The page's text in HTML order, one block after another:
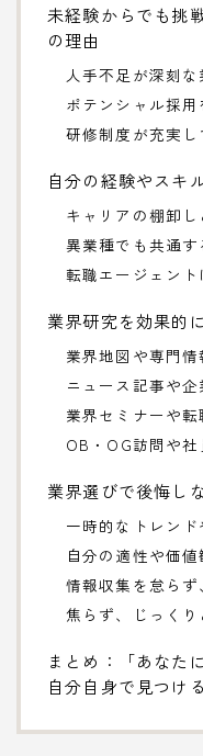
未経験からでも挑
の理由
人手不足が深刻な
ポテンシャル採
研修制度が充実
自分の経験やスキ
キャリアの棚卸
異業種でも共通
転職エージェン
業界研究を効果的
業界地図や専門
ニュース記事や
業界セミナーや
OB・OG訪問や
業界選びで後悔し
一時的なトレン
自分の適性や価
情報収集を怠ら
焦らず、じっく
まとめ：「あなた
自分自身で見つけ